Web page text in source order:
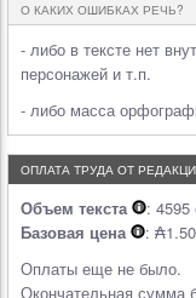
О КАКИХ ОШИБКАХ РЕЧЬ?
- либо в тексте нет
персонажей и т.п.
- либо масса
ОПЛАТА ТРУДА ОТ
Объем текста
:
Базовая цена
:
Оплаты еще не было.
Окончательная сумма